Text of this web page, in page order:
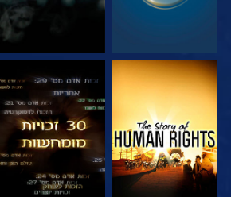
צפה צפה